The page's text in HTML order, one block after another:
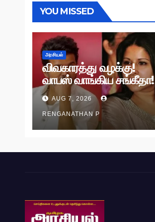
YOU MISSED
அரசியல்
விவகாரத்து வழக்கு!
வாபஸ் வாங்கிய சங்கீதா!
வழக்கு முடித்து வைப்பு!
AUG 7, 2026
RENGANATHAN P